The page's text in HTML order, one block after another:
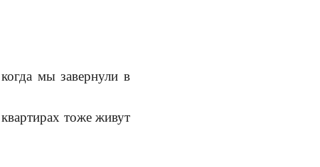
мы завернули в
тоже живут